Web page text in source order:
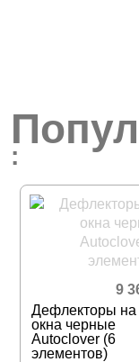
:
Дефлекторы на
окна черные
Autoclover (6
элементов)
9